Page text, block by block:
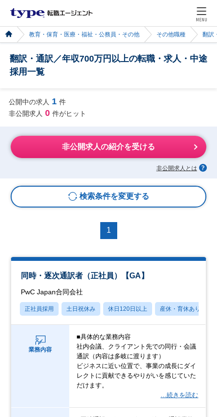
MENU
教育・保育・医療・福祉・公務員・その他 その他職種 翻訳
翻訳・通訳／年収700万円以上の転職・求人・中途
採用一覧
公開中の求人 1 件
非公開求人 0 件がヒット
非公開求人の紹介を受ける
非公開求人とは
検索条件を変更する
1
同時・逐次通訳者（正社員）【GA】
PwC Japan合同会社
正社員採用 土日祝休み 休日120日以上 産休・育休あり
業務内容
■具体的な業務内容
社内会議、クライアント先での同行・会議
通訳（内容は多岐に渡ります）
ビジネスに近い位置で、事業の成長にダイ
レクトに貢献できるやりがいを感じていた
だけます。
…続きを読む